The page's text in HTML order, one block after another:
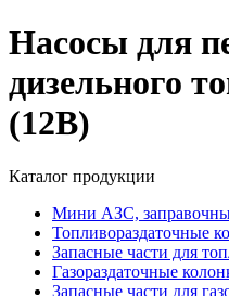
Насосы для
дизельного
(12В)
Каталог продукции
Мини АЗС,
Топливораздаточные
Запасные части для
Газораздаточные
Запасные части для